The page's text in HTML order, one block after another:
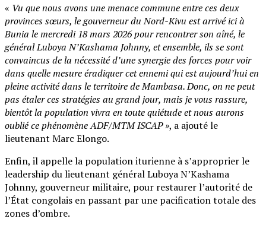
« Vu que nous avons une menace commune entre ces deux
provinces sœurs, le gouverneur du Nord-Kivu est arrivé ici à
Bunia le mercredi 18 mars 2026 pour rencontrer son aîné, le
général Luboya N’Kashama Johnny, et ensemble, ils se sont
convaincus de la nécessité d’une synergie des forces pour voir
dans quelle mesure éradiquer cet ennemi qui est aujourd’hui en
pleine activité dans le territoire de Mambasa. Donc, on ne peut
pas étaler ces stratégies au grand jour, mais je vous rassure,
bientôt la population vivra en toute quiétude et nous aurons
oublié ce phénomène ADF/MTM ISCAP », a ajouté le
lieutenant Marc Elongo.
Enfin, il appelle la population iturienne à s’approprier le
leadership du lieutenant général Luboya N’Kashama
Johnny, gouverneur militaire, pour restaurer l’autorité de
l’État congolais en passant par une pacification totale des
zones d’ombre.